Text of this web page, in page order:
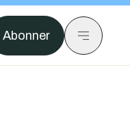
Abonner